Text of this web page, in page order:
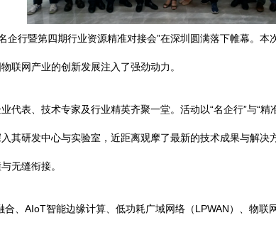
企行暨第四期行业资源精准对接会”在深圳圆满落下帷幕。
联网产业的创新发展注入了强劲动力。
代表、技术专家及行业精英齐聚一堂。活动以“名企行”与“
其研发中心与实验室，近距离观摩了最新的技术成果与解
无缝衔接。
、AIoT智能边缘计算、低功耗广域网络（LPWAN）、物